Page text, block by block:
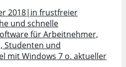
2018|in frustfreier
und schnelle
für Arbeitnehmer,
Studenten und
mit Windows 7 o. aktueller